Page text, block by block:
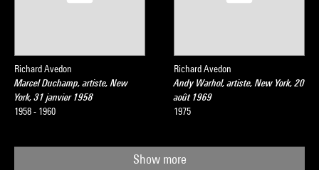
Richard Avedon
Marcel Duchamp, artiste, New
York, 31 janvier 1958
1958 - 1960
Richard Avedon
Andy Warhol, artiste, New York, 20
août 1969
1975
Show more